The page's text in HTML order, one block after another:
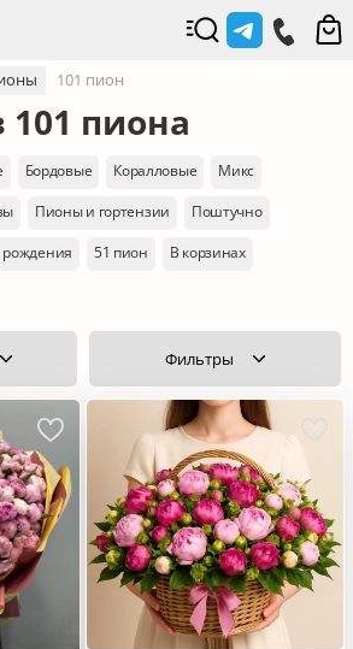
101 пион
101 пиона
Бордовые Коралловые
Микс
Пионы и гортензии
Поштучно
51 пион
В корзинах
Фильтры